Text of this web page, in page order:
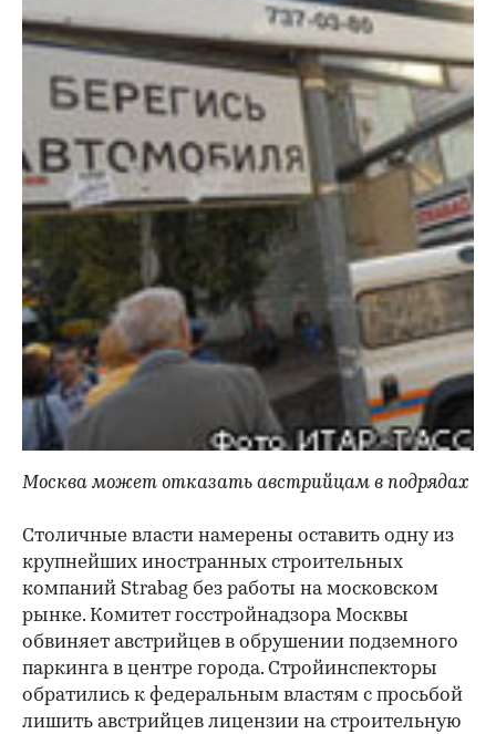
Москва может отказать австрийцам в подрядах
Столичные власти намерены оставить одну из
крупнейших иностранных строительных
компаний Strabag без работы на московском
рынке. Комитет гос­стройнадзора Москвы
обвиняет австрийцев в обрушении подземного
паркинга в центре города. Стройинспекторы
обратились к федеральным властям с просьбой
лишить австрийцев лицензии на строительную